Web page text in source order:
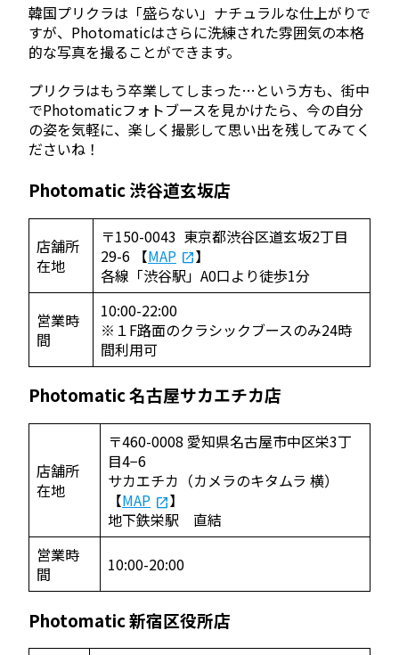
韓国プリクラは「盛らない」ナチュラルな仕上がりで
すが、Photomaticはさらに洗練された雰囲気の本格
的な写真を撮ることができます。
プリクラはもう卒業してしまった…という方も、街中
でPhotomaticフォトブースを見かけたら、今の自分
の姿を気軽に、楽しく撮影して思い出を残してみてく
ださいね！
Photomatic 渋谷道玄坂店
店舗所
在地
〒150-0043 東京都渋谷区道玄坂2丁目
29-6 【MAP
】
各線「渋谷駅」A0口より徒歩1分
営業時
間
10:00-22:00
※１F路面のクラシックブースのみ24時
間利用可
Photomatic 名古屋サカエチカ店
店舗所
在地
〒460-0008 愛知県名古屋市中区栄3丁
目4−6
サカエチカ（カメラのキタムラ 横）
【MAP
】
地下鉄栄駅 直結
営業時
間
10:00-20:00
Photomatic 新宿区役所店